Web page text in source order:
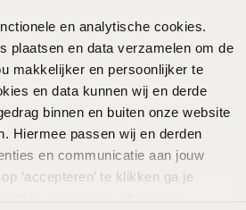
en analytische cookies.
plaatsen en data verzamelen om de
makkelijker en persoonlijker te
en data kunnen wij en derde
binnen en buiten onze website
Hiermee passen wij en derden
en communicatie aan jouw
‘accepteren’ te klikken ga je
oorknoppen rond 2,75mm
met zirkonia voor dames
1999